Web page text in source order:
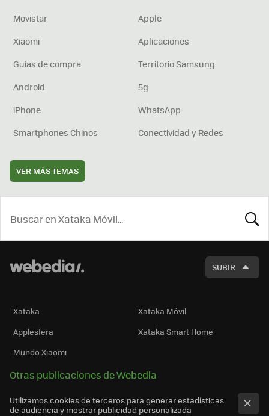
Movistar
Apple
Xiaomi
Aplicaciones
Guías de compra
Territorio Samsung
Android
5g
iPhone
WhatsApp
Smartphones Chinos
Conectividad y Redes
VER MÁS TEMAS
SUBIR
Xataka
Xataka Móvil
Applesfera
Xataka Smart Home
Mundo Xiaomi
Otras publicaciones de Webedia
Utilizamos cookies de terceros para generar estadísticas
de audiencia y mostrar publicidad personalizada